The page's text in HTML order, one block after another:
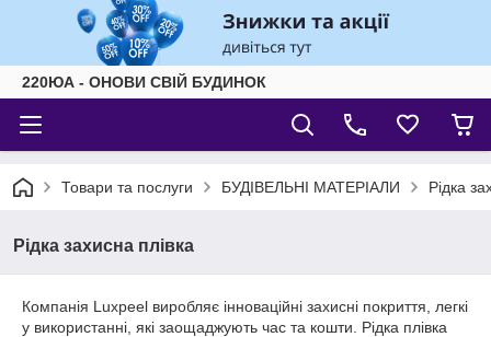
220ЮА - ОНОВИ СВІЙ БУДИНОК
Товари та послуги БУДІВЕЛЬНІ МАТЕРІАЛИ Рідка
Рідка захисна плівка
Компанія Luxpeel виробляє інноваційні захисні покриття, легкі
у використанні, які заощаджують час та кошти. Рідка плівка